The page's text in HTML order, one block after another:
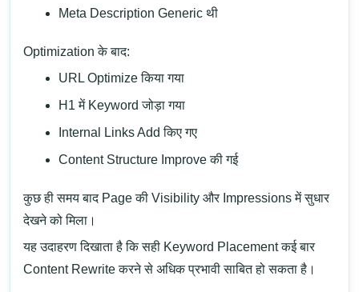
Meta Description Generic थी
Optimization के बाद:
URL Optimize किया गया
H1 में Keyword जोड़ा गया
Internal Links Add किए गए
Content Structure Improve की गई
कुछ ही समय बाद Page की Visibility और Impressions में सुधार
देखने को मिला।
यह उदाहरण दिखाता है कि सही Keyword Placement कई बार
Content Rewrite करने से अधिक प्रभावी साबित हो सकता है।